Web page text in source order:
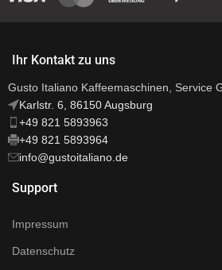
Technik. Ideal für Hotelbars,
Ihr Kontakt zu uns
Gusto Italiano Kaffeemaschinen, Service
Karlstr. 6, 86150 Augsburg
+49 821 5893963
+49 821 5893964
info@gustoitaliano.de
Support
Impressum
Datenschutz